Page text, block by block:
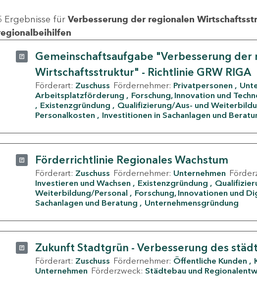
Ergebnisse für Verbesserung der regionalen
Gemeinschaftsaufgabe "Verbesserung der
Wirtschaftsstruktur" - Richtlinie GRW RIGA
Förderart: Zuschuss Fördernehmer: Privatpersonen
Arbeitsplatzförderung
Forschung, Innovation und
Existenzgründung
Qualifizierung/Aus- und
Personalkosten
Investitionen in Sachanlagen und
Förderrichtlinie Regionales Wachstum
Förderart: Zuschuss Fördernehmer: Unternehmen
Investieren und Wachsen
Existenzgründung
Weiterbildung/Personal
Forschung, Innovationen und
Sachanlagen und Beratung
Unternehmensgründung
Zukunft Stadtgrün - Verbesserung des
Förderart: Zuschuss Fördernehmer: Öffentliche Kunden
Unternehmen Förderzweck: Städtebau und